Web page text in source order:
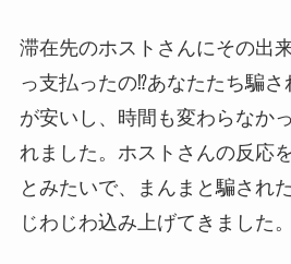
滞在先のホストさんにその出
っ支払ったの⁉︎あなたたち騙
が安いし、時間も変わらなか
れました。ホストさんの反応
とみたいで、まんまと騙され
じわじわ込み上げてきました。